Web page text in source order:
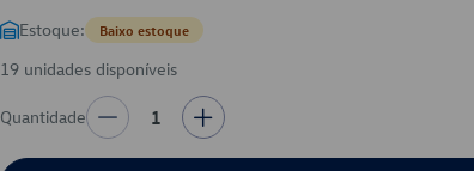
Estoque: Baixo estoque
19 unidades disponíveis
Quantidade 1